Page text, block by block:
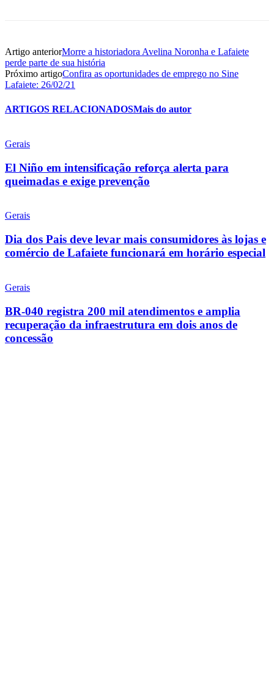
Artigo anteriorMorre a historiadora Avelina Noronha e Lafaiete
perde parte de sua história
Próximo artigoConfira as oportunidades de emprego no Sine
Lafaiete: 26/02/21
ARTIGOS RELACIONADOSMais do autor
Gerais
El Niño em intensificação reforça alerta para
queimadas e exige prevenção
Gerais
Dia dos Pais deve levar mais consumidores às lojas e
comércio de Lafaiete funcionará em horário especial
Gerais
BR-040 registra 200 mil atendimentos e amplia
recuperação da infraestrutura em dois anos de
concessão